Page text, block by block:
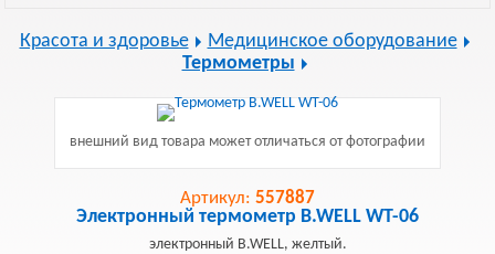
Красота и здоровье
Медицинское оборудование
Термометры
внешний вид товара может отличаться от фотографии
Артикул: 557887
Электронный термометр B.WELL WT-06
электронный B.WELL, желтый.